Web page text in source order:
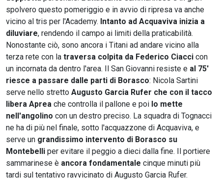
spolvero questo pomeriggio e in avvio di ripresa va anche
vicino al tris per l'Academy. Intanto ad Acquaviva inizia a
diluviare, rendendo il campo ai limiti della praticabilità.
Nonostante ciò, sono ancora i Titani ad andare vicino alla
terza rete con la traversa colpita da Federico Ciacci con
un incornata da dentro l'area. Il San Giovanni resiste e al 75'
riesce a passare dalle parti di Borasco: Nicola Sartini
serve nello stretto Augusto Garcia Rufer che con il tacco
libera Aprea che controlla il pallone e poi lo mette
nell'angolino con un destro preciso. La squadra di Tognacci
ne ha di più nel finale, sotto l'acquazzone di Acquaviva, e
serve un grandissimo intervento di Borasco su
Montebelli per evitare il peggio a dieci dalla fine. Il portiere
sammarinese è ancora fondamentale cinque minuti più
tardi sul tentativo ravvicinato di Augusto Garcia Rufer.